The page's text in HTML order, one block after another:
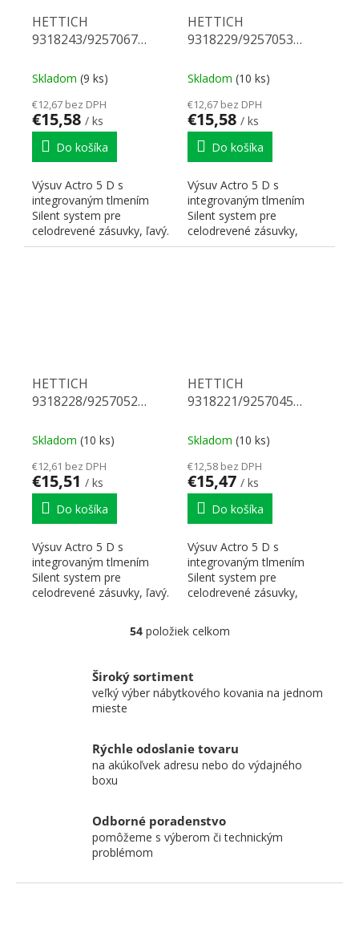
HETTICH
9318243/9257067
40 kg SiSy L
Skladom (9 ks)
€12,67 bez DPH
€15,58 / ks
Do košíka
Výsuv Actro 5 D s
integrovaným tlmením
Silent system pre
celodrevené zásuvky, ľavý.
Nosnosť 40 kg, dĺžka 350
HETTICH
9318229/9257053
10 kg SiSy P
Skladom (10 ks)
€12,67 bez DPH
€15,58 / ks
Do košíka
Výsuv Actro 5 D s
integrovaným tlmením
Silent system pre
celodrevené zásuvky,
pravý. Nosnosť 10 kg,
HETTICH
9318228/9257052
10 kg SiSy L
Skladom (10 ks)
€12,61 bez DPH
€15,51 / ks
Do košíka
Výsuv Actro 5 D s
integrovaným tlmením
Silent system pre
celodrevené zásuvky, ľavý.
HETTICH
9318221/9257045
10 kg SiSy P
Skladom (10 ks)
€12,58 bez DPH
€15,47 / ks
Do košíka
Výsuv Actro 5 D s
integrovaným tlmením
Silent system pre
celodrevené zásuvky,
dĺžka 250 mm. Na...
Ovládacie prvky výpisu
54položiek celkom
Široký sortiment
veľký výber nábytkového kovania na jednom
mieste
Rýchle odoslanie tovaru
na akúkoľvek adresu nebo do výdajného
boxu
Odborné poradenstvo
pomôžeme s výberom či technickým
problémom
ZÁPÄTIE